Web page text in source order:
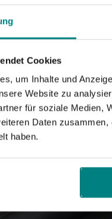
Cookies
um Inhalte und
Website zu
für soziale Medien,
Daten
haben.